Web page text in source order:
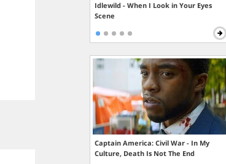
Idlewild - When I Look in Your Eyes
Scene
Captain America: Civil War - In My
Culture, Death Is Not The End